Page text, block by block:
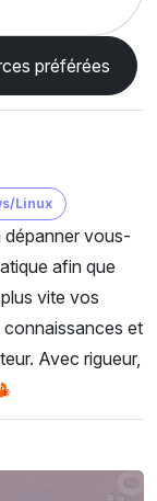
préférées
Linux
dépanner vous-
afin que
vite vos
et
Avec rigueur,